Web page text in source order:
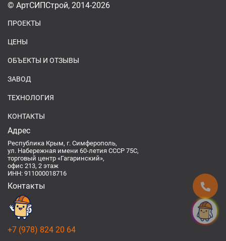
© АртСИПСтрой, 2014-2026
ПРОЕКТЫ
ЦЕНЫ
ОБЪЕКТЫ И ОТЗЫВЫ
ЗАВОД
ТЕХНОЛОГИЯ
КОНТАКТЫ
Адрес
Республика Крым, г. Симферополь,
ул. Набережная имени 60-летия СССР 75С,
торговый центр «Гагаринский»,
офис 213, 2 этаж
ИНН: 911000018716
Контакты
+7 (978) 824 20 64